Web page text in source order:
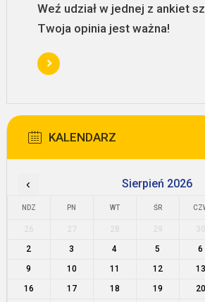
Weź udział w jednej z ankiet
Twoja opinia jest ważna!
KALENDARZ
‹ Sierpień 2026
NDZ PN WT ŚR
2
3 4 5 6
9
10 11 12 13
16
17 18 19 20